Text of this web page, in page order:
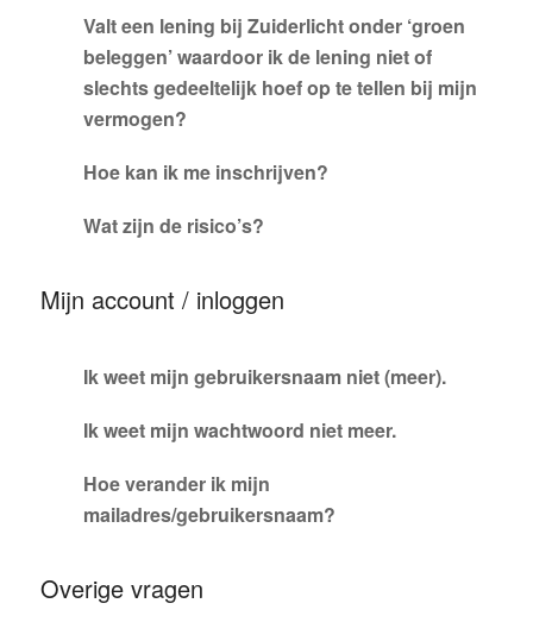
Valt een lening bij Zuiderlicht onder ‘groen
beleggen’ waardoor ik de lening niet of
slechts gedeeltelijk hoef op te tellen bij mijn
vermogen?
Hoe kan ik me inschrijven?
Wat zijn de risico’s?
Mijn account / inloggen
Ik weet mijn gebruikersnaam niet (meer).
Ik weet mijn wachtwoord niet meer.
Hoe verander ik mijn
mailadres/gebruikersnaam?
Overige vragen